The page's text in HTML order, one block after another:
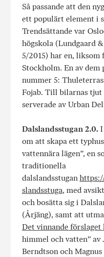
Så passande att den
ett populärt element i
Trendsättande var
högskola (Lundgaard
5/2015) har en, liksom
Stockholm. En av
nummer 5:
Fojab. Till bilarnas tjut
serverade av Urban
Dalslandsstugan 2.0.I
om att skapa ett
vattennära lägen”, en
traditionella
dalslandsstugan
slandsstuga, med
och bosätta sig i
(Årjäng), samt att
Det vinnande förslaget
himmel och vatten”
Berndtson och